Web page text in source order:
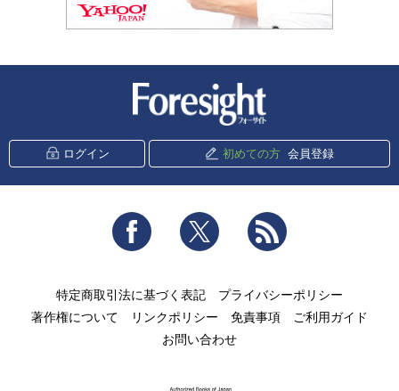
ログイン 初めての方 会員登録
Facebook Twitter
特定商取引法に基づく表記
プライバシーポリシー
著作権について
リンクポリシー 免責事項
ご利用ガイド
お問い合わせ